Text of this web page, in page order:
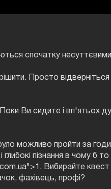
спочатку
Просто відверніться
Ви сидите і вп'ятьох
можливо пройти за
пізнання в чому б то
Вибирайте квест
фахівець, профі?